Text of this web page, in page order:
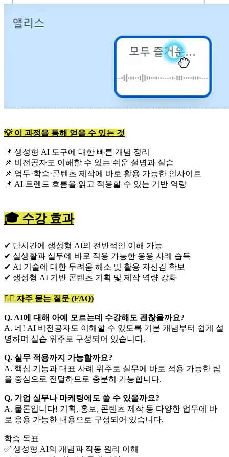
💡 이 과정을 통해 얻을 수 있는 것
📌 생성형 AI 도구에 대한 빠른 개념 정리
📌 비전공자도 이해할 수 있는 쉬운 설명과 실습
📌 업무·학습·콘텐츠 제작에 바로 활용 가능한 인사이트
📌 AI 트렌드 흐름을 읽고 적용할 수 있는 기반 역량
🎓 수강 효과
✔ 단시간에 생성형 AI의 전반적인 이해 가능
✔ 실생활과 실무에 바로 적용 가능한 응용 사례 습득
✔ AI 기술에 대한 두려움 해소 및 활용 자신감 확보
✔ 생성형 AI 기반 콘텐츠 기획 및 제작 역량 강화
🙋‍♀️ 자주 묻는 질문 (FAQ)
Q. AI에 대해 아예 모르는데 수강해도 괜찮을까요?
A. 네! AI 비전공자도 이해할 수 있도록 기본 개념부터 쉽게 설
명하며 실습 위주로 구성되어 있습니다.
Q. 실무 적용까지 가능할까요?
A. 핵심 기능과 대표 사례 위주로 실무에 바로 적용 가능한 팁
을 중심으로 전달하므로 충분히 가능합니다.
Q. 기업 실무나 마케팅에도 쓸 수 있을까요?
A. 물론입니다! 기획, 홍보, 콘텐츠 제작 등 다양한 업무에 바
로 응용 가능한 내용으로 구성되어 있습니다.
학습 목표
✅ 생성형 AI의 개념과 작동 원리 이해